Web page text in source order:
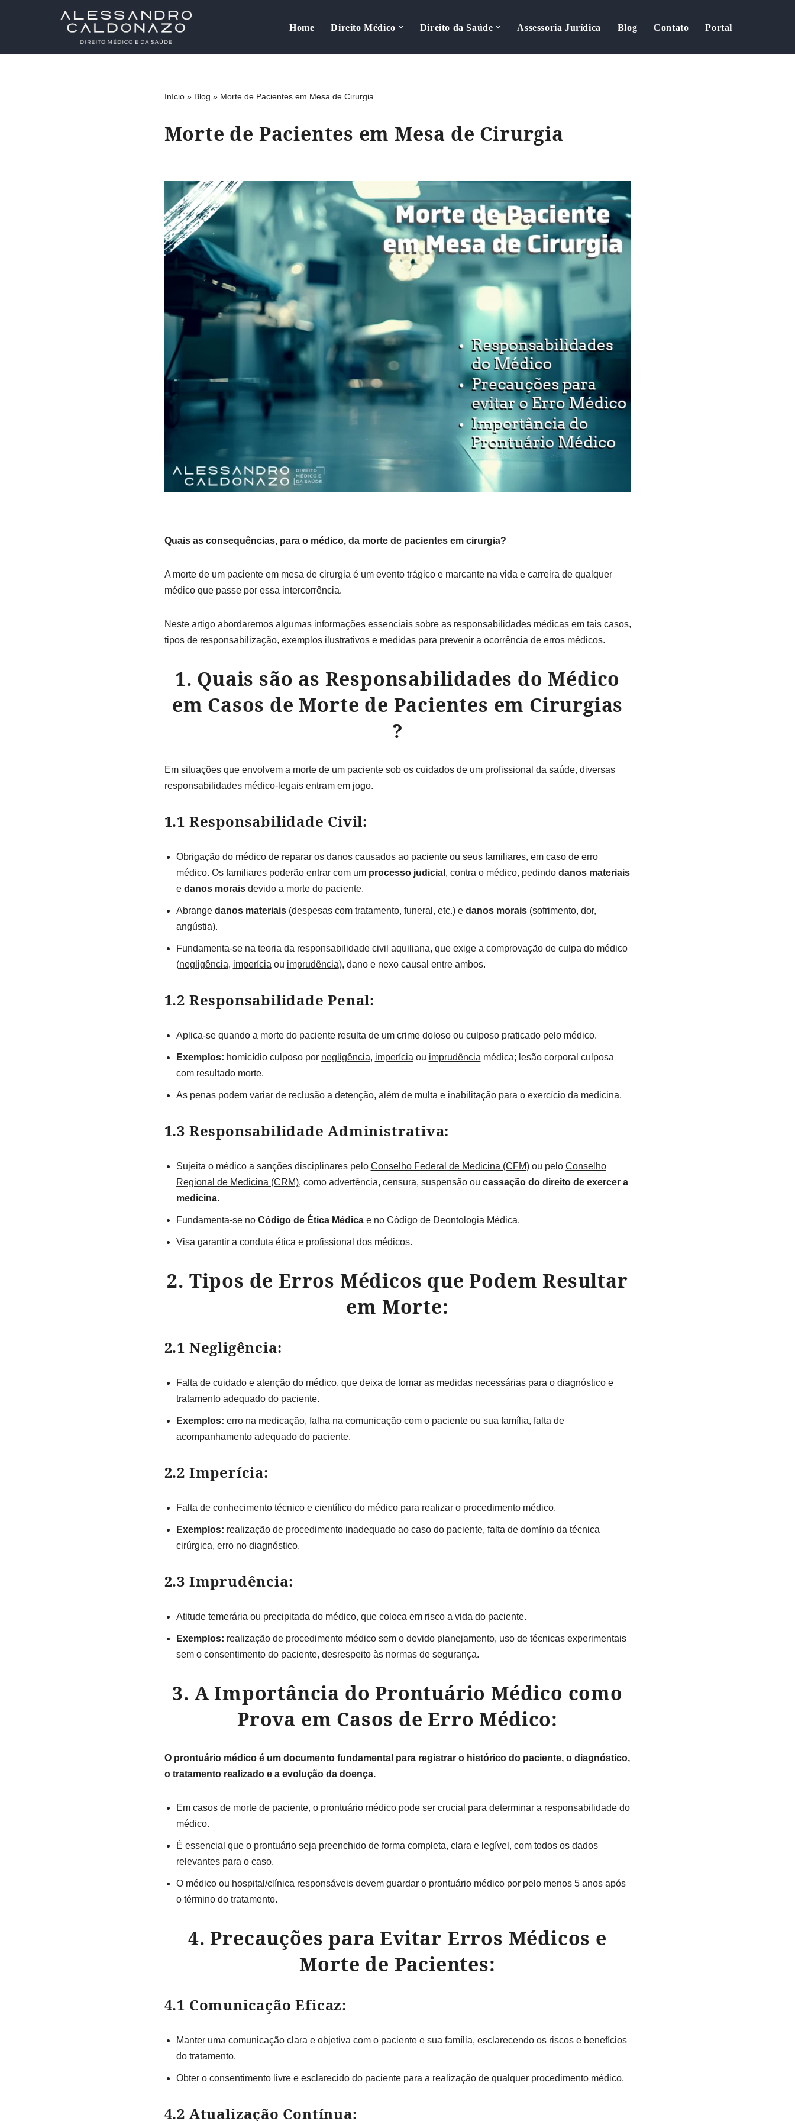
Home Direito Médico Direito da Saúde Assessoria Jurídica Blog Contato Portal
Início» Blog » Morte de Pacientes em Mesa de Cirurgia
Morte de Pacientes em Mesa de Cirurgia
Quais as consequências, para o médico, da morte de pacientes em cirurgia?
A morte de um paciente em mesa de cirurgia é um evento trágico e marcante na vida e carreira de qualquer
médico que passe por essa intercorrência.
Neste artigo abordaremos algumas informações essenciais sobre as responsabilidades médicas em tais casos,
tipos de responsabilização, exemplos ilustrativos e medidas para prevenir a ocorrência de erros médicos.
1. Quais são as Responsabilidades do Médico
em Casos de Morte de Pacientes em Cirurgias
?
Em situações que envolvem a morte de um paciente sob os cuidados de um profissional da saúde, diversas
responsabilidades médico-legais entram em jogo.
1.1 Responsabilidade Civil:
Obrigação do médico de reparar os danos causados ao paciente ou seus familiares, em caso de erro
médico. Os familiares poderão entrar com um processo judicial , contra o médico, pedindo danos materiais
e danos moraisdevido a morte do paciente.
Abrange danos materiais(despesas com tratamento, funeral, etc.) e danos morais(sofrimento, dor,
angústia).
Fundamenta-se na teoria da responsabilidade civil aquiliana, que exige a comprovação de culpa do médico
(negligência, imperíciaou imprudência), dano e nexo causal entre ambos.
1.2 Responsabilidade Penal:
Aplica-se quando a morte do paciente resulta de um crime doloso ou culposo praticado pelo médico.
Exemplos: homicídio culposo por negligência, imperíciaou imprudênciamédica; lesão corporal culposa
com resultado morte.
As penas podem variar de reclusão a detenção, além de multa e inabilitação para o exercício da medicina.
1.3 Responsabilidade Administrativa:
Sujeita o médico a sanções disciplinares pelo Conselho Federal de Medicina (CFM)ou pelo Conselho
Regional de Medicina (CRM), como advertência, censura, suspensão ou cassação do direito de exercer a
medicina.
Fundamenta-se no Código de Ética Médicae no Código de Deontologia Médica.
Visa garantir a conduta ética e profissional dos médicos.
2. Tipos de Erros Médicos que Podem Resultar
em Morte:
2.1 Negligência:
Falta de cuidado e atenção do médico, que deixa de tomar as medidas necessárias para o diagnóstico e
tratamento adequado do paciente.
Exemplos: erro na medicação, falha na comunicação com o paciente ou sua família, falta de
acompanhamento adequado do paciente.
2.2 Imperícia:
Falta de conhecimento técnico e científico do médico para realizar o procedimento médico.
Exemplos: realização de procedimento inadequado ao caso do paciente, falta de domínio da técnica
cirúrgica, erro no diagnóstico.
2.3 Imprudência:
Atitude temerária ou precipitada do médico, que coloca em risco a vida do paciente.
Exemplos: realização de procedimento médico sem o devido planejamento, uso de técnicas experimentais
sem o consentimento do paciente, desrespeito às normas de segurança.
3. A Importância do Prontuário Médico como
Prova em Casos de Erro Médico:
O prontuário médico é um documento fundamental para registrar o histórico do paciente, o diagnóstico,
o tratamento realizado e a evolução da doença.
Em casos de morte de paciente, o prontuário médico pode ser crucial para determinar a responsabilidade do
médico.
É essencial que o prontuário seja preenchido de forma completa, clara e legível, com todos os dados
relevantes para o caso.
O médico ou hospital/clínica responsáveis devem guardar o prontuário médico por pelo menos 5 anos após
o término do tratamento.
4. Precauções para Evitar Erros Médicos e
Morte de Pacientes:
4.1 Comunicação Eficaz:
Manter uma comunicação clara e objetiva com o paciente e sua família, esclarecendo os riscos e benefícios
do tratamento.
Obter o consentimento livre e esclarecido do paciente para a realização de qualquer procedimento médico.
4.2 Atualização Contínua: